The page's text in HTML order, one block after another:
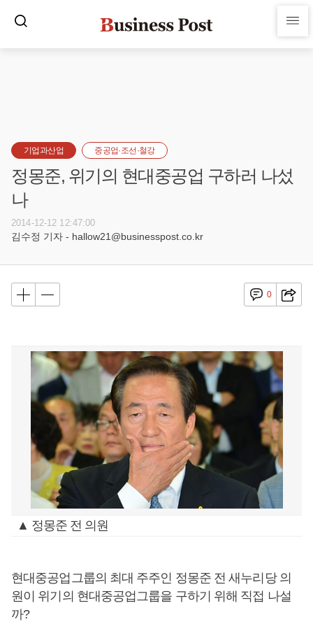
기업과산업 중공업·조선·철강
정몽준, 위기의 현대중공업 구하러 나섰
나
2014-12-12 12:47:00
김수정 기자 - hallow21@businesspost.co.kr
0
▲ 정몽준 전 의원
현대중공업그룹의 최대 주주인 정몽준 전 새누리당 의
원이 위기의 현대중공업그룹을 구하기 위해 직접 나설
까?